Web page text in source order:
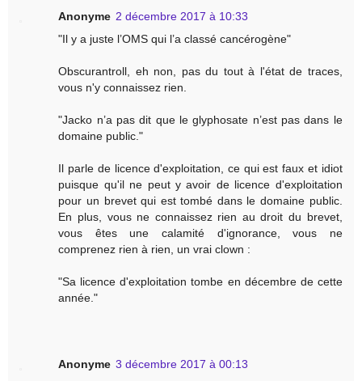
Anonyme 2 décembre 2017 à 10:33
"Il y a juste l’OMS qui l’a classé cancérogène"
Obscurantroll, eh non, pas du tout à l'état de traces,
vous n'y connaissez rien.
"Jacko n’a pas dit que le glyphosate n’est pas dans le
domaine public."
Il parle de licence d'exploitation, ce qui est faux et idiot
puisque qu'il ne peut y avoir de licence d'exploitation
pour un brevet qui est tombé dans le domaine public.
En plus, vous ne connaissez rien au droit du brevet,
vous êtes une calamité d'ignorance, vous ne
comprenez rien à rien, un vrai clown :
"Sa licence d'exploitation tombe en décembre de cette
année."
Anonyme 3 décembre 2017 à 00:13